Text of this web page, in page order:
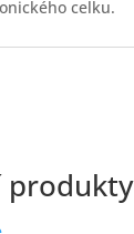
celku.
produkty